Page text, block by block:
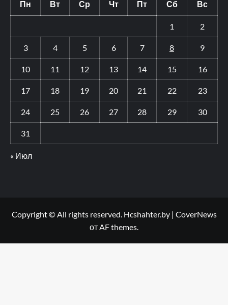
Пн Вт Ср Чт Пт Сб Вс
1 2
3 4 5 6 7 8 9
10 11 12 13 14 15 16
17 18 19 20 21 22 23
24 25 26 27 28 29 30
31
« Июл
Copyright © All rights reserved. Hcshahter.by | CoverNews
от AF themes.